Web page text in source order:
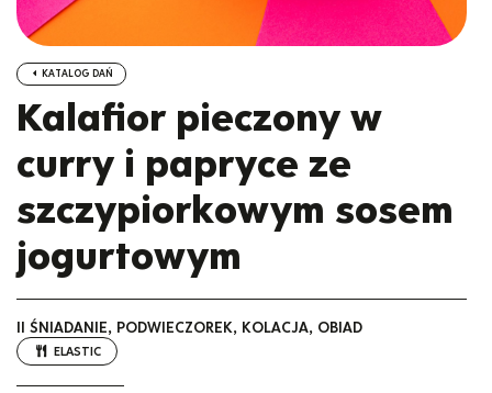
KATALOG DAŃ
Kalafior pieczony w
curry i papryce ze
szczypiorkowym sosem
jogurtowym
II ŚNIADANIE, PODWIECZOREK, KOLACJA, OBIAD
ELASTIC